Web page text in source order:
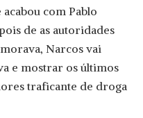
com Pablo
de as autoridades
Narcos vai
e mostrar os últimos
traficante de droga